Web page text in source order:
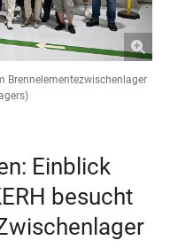
Brennelementezwischenlager
Einblick
besucht